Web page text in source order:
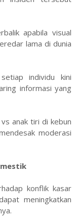
apabila visual
lama di dunia
individu kini
informasi yang
anak tiri di kebun
moderasi
konflik kasar
meningkatkan